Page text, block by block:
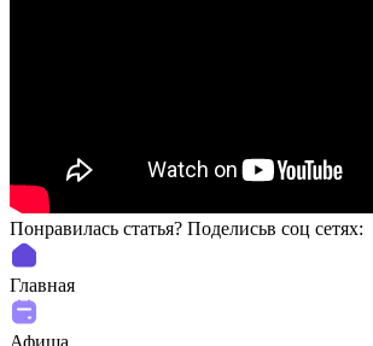
Понравилась статья? Поделиcьв соц сетях:
Главная
Афиша